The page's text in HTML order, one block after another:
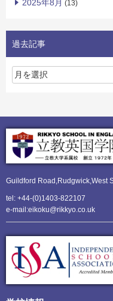
2025年8月 (13)
過去記事
Guildford Road,Rudgwick,West
tel: +44-(0)1403-822107
e-mail:eikoku@rikkyo.co.uk